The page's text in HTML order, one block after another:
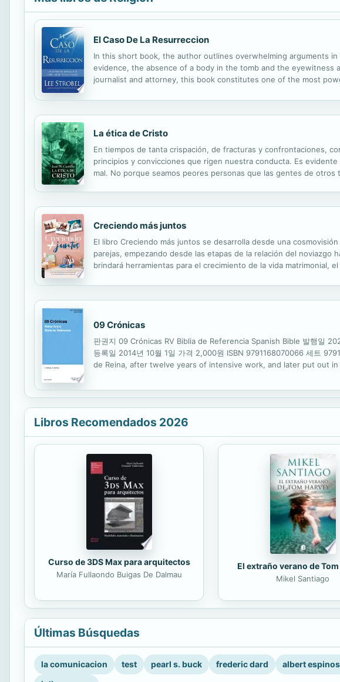
El Caso De La Resurreccion
In this short book, the author outlines overwhelming arguments
evidence, the absence of a body in the tomb and the
journalist and attorney, this book constitutes one of the most
La ética de Cristo
En tiempos de tanta crispación, de fracturas y confrontaciones,
principios y convicciones que rigen nuestra conducta. Es
mal. No porque seamos peores personas que las gentes de
Creciendo más juntos
El libro Creciendo más juntos se desarrolla desde una
parejas, empezando desde las etapas de la relación del noviazgo
brindará herramientas para el crecimiento de la vida matrimonial,
09 Crónicas
판권지 09 Crónicas RV Biblia de Referencia Spanish Bible 발행일
등록일 2014년 10월 1일 가격 2,000원 ISBN 9791168070066 세트
de Reina, after twelve years of intensive work, and later put out
Libros Recomendados 2026
Curso de 3DS Max para arquitectos
María Fullaondo Buigas De Dalmau
El extraño verano de
Mikel Santiago
Últimas Búsquedas
la comunicacion test pearl s. buck frederic dard
albert